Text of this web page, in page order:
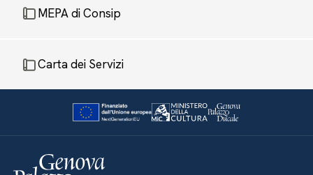
MEPA di Consip
Carta dei Servizi